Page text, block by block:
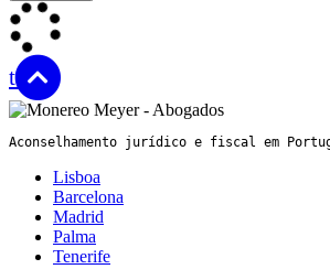
top
Aconselhamento jurídico e fiscal em
Lisboa
Barcelona
Madrid
Palma
Tenerife